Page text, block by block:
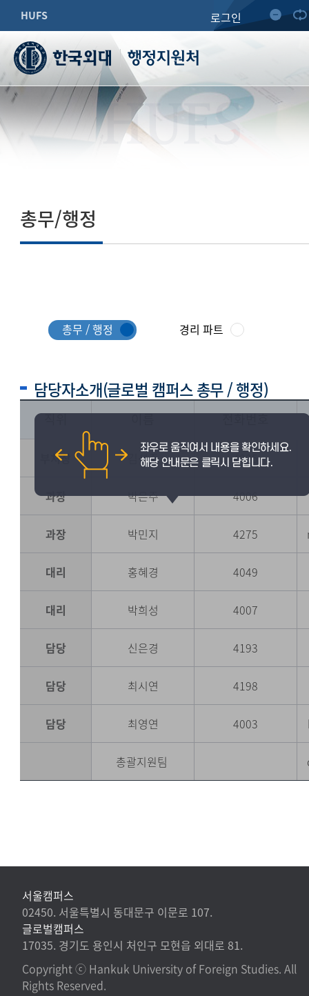
HUFS 로그인
행정지원처
HUFS
총무/행정
총무 / 행정 경리 파트
담당자소개(글로벌 캠퍼스 총무 / 행정)
직위 이름 전화번호
부처장 김석중 4005
과장 박은주 4006
과장 박민지 4275
대리 홍혜경 4049
대리 박희성 4007
담당 신은경 4193
담당 최시연 4198
담당 최영연 4003
총괄지원팀
서울캠퍼스
02450. 서울특별시 동대문구 이문로 107.
글로벌캠퍼스
17035. 경기도 용인시 처인구 모현읍 외대로 81.
Copyright ⓒ Hankuk University of Foreign Studies. All
Rights Reserved.